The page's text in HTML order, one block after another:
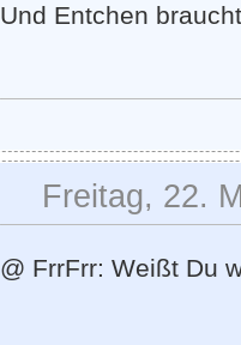
Und Entchen
Freitag, 22.
@ FrrFrr: Weißt Du